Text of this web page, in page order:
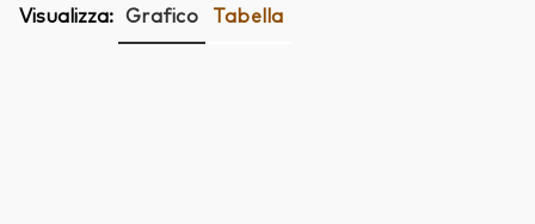
Visualizza: Grafico Tabella